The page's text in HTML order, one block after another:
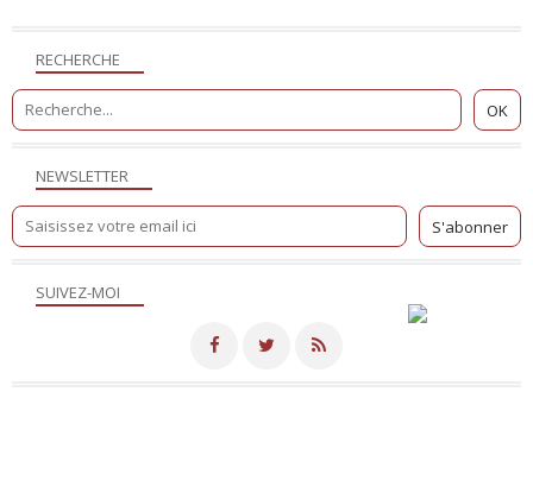
NEWSLETTER
SUIVEZ-MOI
RECHERCHE